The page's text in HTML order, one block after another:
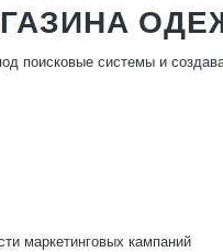
поисковые системы и
маркетинговых кампаний